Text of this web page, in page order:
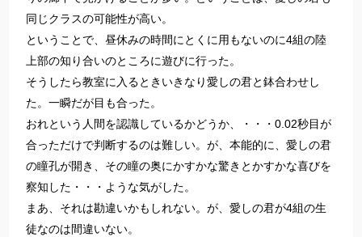
同じクラスの可能性が高い。
ということで、昼休みの時間にとくに用もないのに4組の陸
上部の知り合いのところに遊びに行った。
そうしたら教室に入るときいきなり愛しの君と鉢合わせし
た。一瞬だが目も合った。
おれという人間を認識しているかどうか、・・・0.02秒目が
合っただけで判断するのは難しい。が、本能的に、愛しの君
の瞳孔が開き、その瞳の奥にかすかな驚きとかすかな喜びを
察知した・・・ような気がした。
まあ、それは勘違いかもしれない。が、愛しの君が4組の生
徒なのは間違いない。